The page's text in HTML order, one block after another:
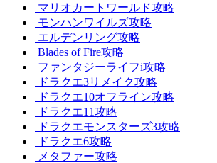
マリオカートワールド攻略
モンハンワイルズ攻略
エルデンリング攻略
Blades of Fire攻略
ファンタジーライフi攻略
ドラクエ3リメイク攻略
ドラクエ10オフライン攻略
ドラクエ11攻略
ドラクエモンスターズ3攻略
ドラクエ6攻略
メタファー攻略